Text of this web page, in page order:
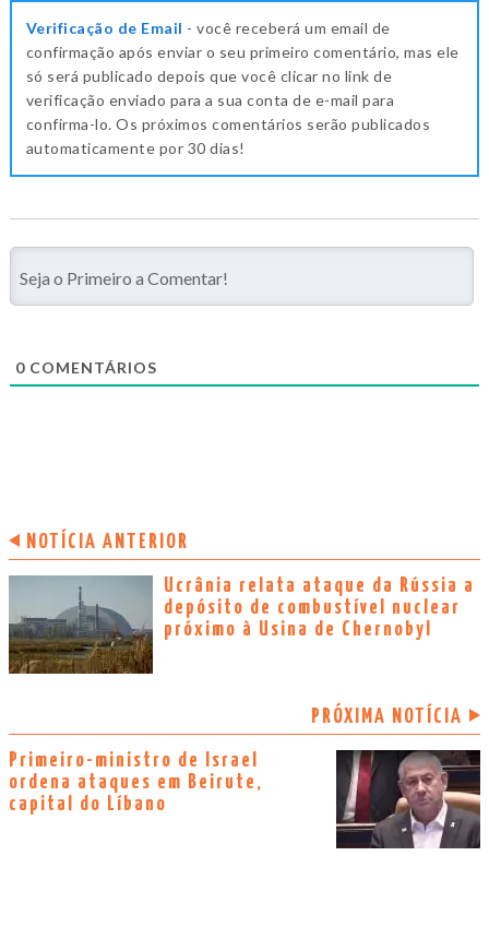
Verificação de Email - você receberá um email de
confirmação após enviar o seu primeiro comentário, mas ele
só será publicado depois que você clicar no link de
verificação enviado para a sua conta de e-mail para
confirma-lo. Os próximos comentários serão publicados
automaticamente por 30 dias!
0 COMENTÁRIOS
NOTÍCIA ANTERIOR
Ucrânia relata ataque da Rússia a
depósito de combustível nuclear
próximo à Usina de Chernobyl
PRÓXIMA NOTÍCIA
Primeiro-ministro de Israel
ordena ataques em Beirute,
capital do Líbano